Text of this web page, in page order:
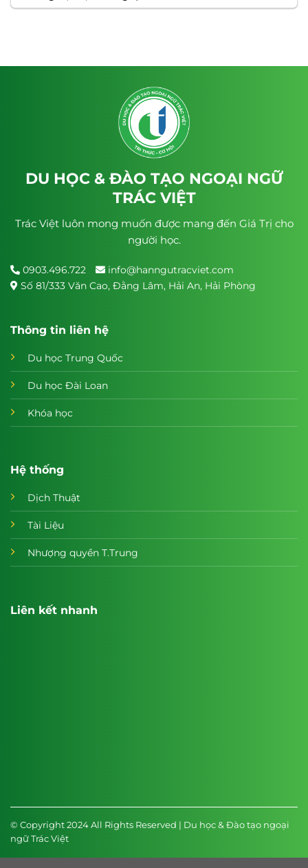
DU HỌC & ĐÀO TẠO NGOẠI NGỮ
TRÁC VIỆT
Trác Việt luôn mong muốn được mang đến Giá Trị cho
người học.
0903.496.722
info@hanngutracviet.com
Số 81/333 Văn Cao, Đằng Lâm, Hải An, Hải Phòng
Thông tin liên hệ
Du học Trung Quốc
Du học Đài Loan
Khóa học
Hệ thống
Dịch Thuật
Tài Liệu
Nhượng quyền T.Trung
Liên kết nhanh
© Copyright 2024 All Rights Reserved | Du học & Đào tạo ngoại
ngữ Trác Việt